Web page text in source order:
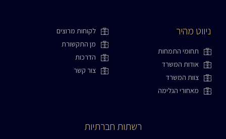
ניווט מהיר
תחומי התמחות
אודות המשרד
צוות המשרד
מאחורי הגלימה
לקוחות מרוצים
מן התקשורת
הדרכות
צור קשר
רשתות חברתיות